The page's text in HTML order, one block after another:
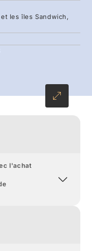
d’albatros et
vous attendent
votre route
de mer,
les îles Sandwich,
l'achat